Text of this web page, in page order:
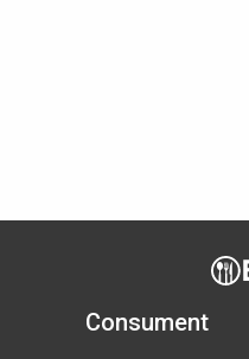
Consument